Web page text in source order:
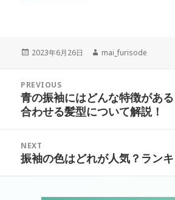
Posted
2023年6月26日 Author
mai_furisode
ョ
PREVIOUS
Previous
post:
青の振袖にはどんな特徴があ
合わせる髪型について解説！
NEXT
Next
振袖の色はどれが人気？ラン